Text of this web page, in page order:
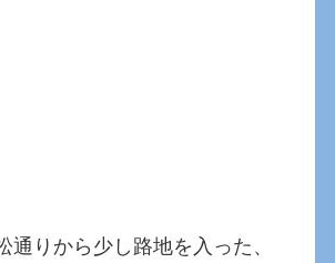
通りから少し路地を入った、